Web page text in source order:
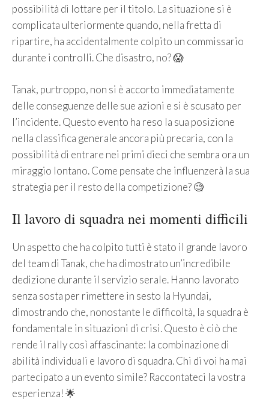
possibilità di lottare per il titolo. La situazione si è
complicata ulteriormente quando, nella fretta di
ripartire, ha accidentalmente colpito un commissario
durante i controlli. Che disastro, no? 😱
Tanak, purtroppo, non si è accorto immediatamente
delle conseguenze delle sue azioni e si è scusato per
l’incidente. Questo evento ha reso la sua posizione
nella classifica generale ancora più precaria, con la
possibilità di entrare nei primi dieci che sembra ora un
miraggio lontano. Come pensate che influenzerà la sua
strategia per il resto della competizione? 🧐
Il lavoro di squadra nei momenti difficili
Un aspetto che ha colpito tutti è stato il grande lavoro
del team di Tanak, che ha dimostrato un’incredibile
dedizione durante il servizio serale. Hanno lavorato
senza sosta per rimettere in sesto la Hyundai,
dimostrando che, nonostante le difficoltà, la squadra è
fondamentale in situazioni di crisi. Questo è ciò che
rende il rally così affascinante: la combinazione di
abilità individuali e lavoro di squadra. Chi di voi ha mai
partecipato a un evento simile? Raccontateci la vostra
esperienza! 🌟